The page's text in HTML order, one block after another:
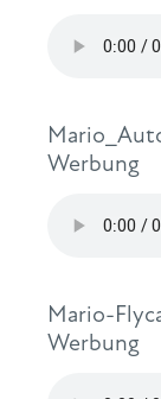
Werbung
Mario-
Werbung